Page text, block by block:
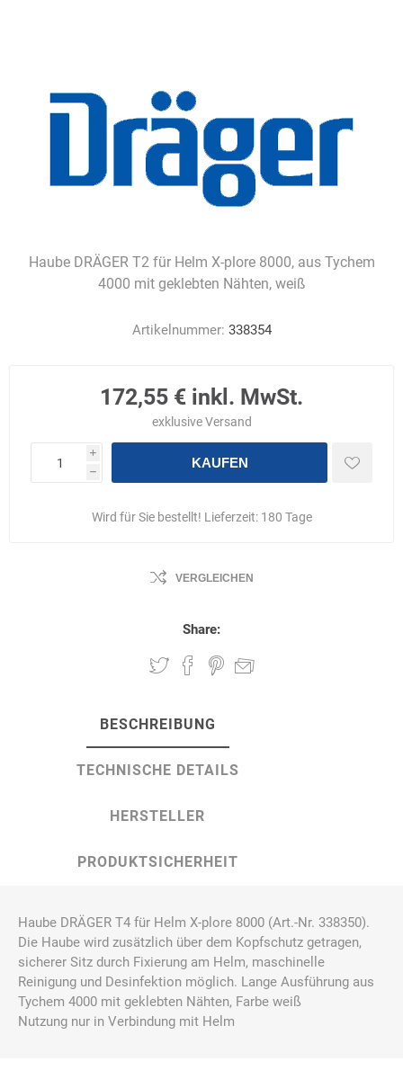
Haube DRÄGER T2 für Helm X-plore 8000, aus Tychem
4000 mit geklebten Nähten, weiß
Artikelnummer: 338354
172,55 € inkl. MwSt.
exklusiveVersand
i
h
KAUFEN
Wird für Sie bestellt! Lieferzeit: 180 Tage
VERGLEICHEN
Share:
BESCHREIBUNG
TECHNISCHE DETAILS
HERSTELLER
PRODUKTSICHERHEIT
Haube DRÄGER T4 für Helm X-plore 8000 (Art.-Nr. 338350).
Die Haube wird zusätzlich über dem Kopfschutz getragen,
sicherer Sitz durch Fixierung am Helm, maschinelle
Reinigung und Desinfektion möglich. Lange Ausführung aus
Tychem 4000 mit geklebten Nähten, Farbe weiß
Nutzung nur in Verbindung mit Helm